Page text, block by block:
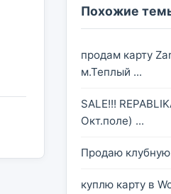
Похожие
продам карту
м.Теплый ...
SALE!!!
Окт.поле) ...
Продаю клубную
куплю карту в